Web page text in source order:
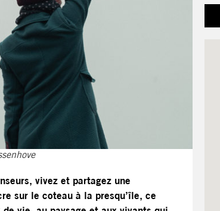
vivez et partagez une
sur le coteau à la presqu’île, ce